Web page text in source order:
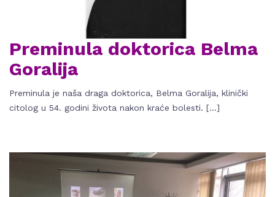
Preminula doktorica Belma
Goralija
Preminula je naša draga doktorica, Belma Goralija, klinički
citolog u 54. godini života nakon kraće bolesti. […]